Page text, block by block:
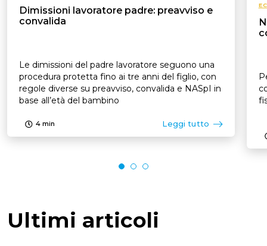
Dimissioni lavoratore padre: preavviso e
convalida
Le dimissioni del padre lavoratore seguono una
procedura protetta fino ai tre anni del figlio, con
regole diverse su preavviso, convalida e NASpI in
base all’età del bambino
4 min Leggi tutto
Ultimi articoli